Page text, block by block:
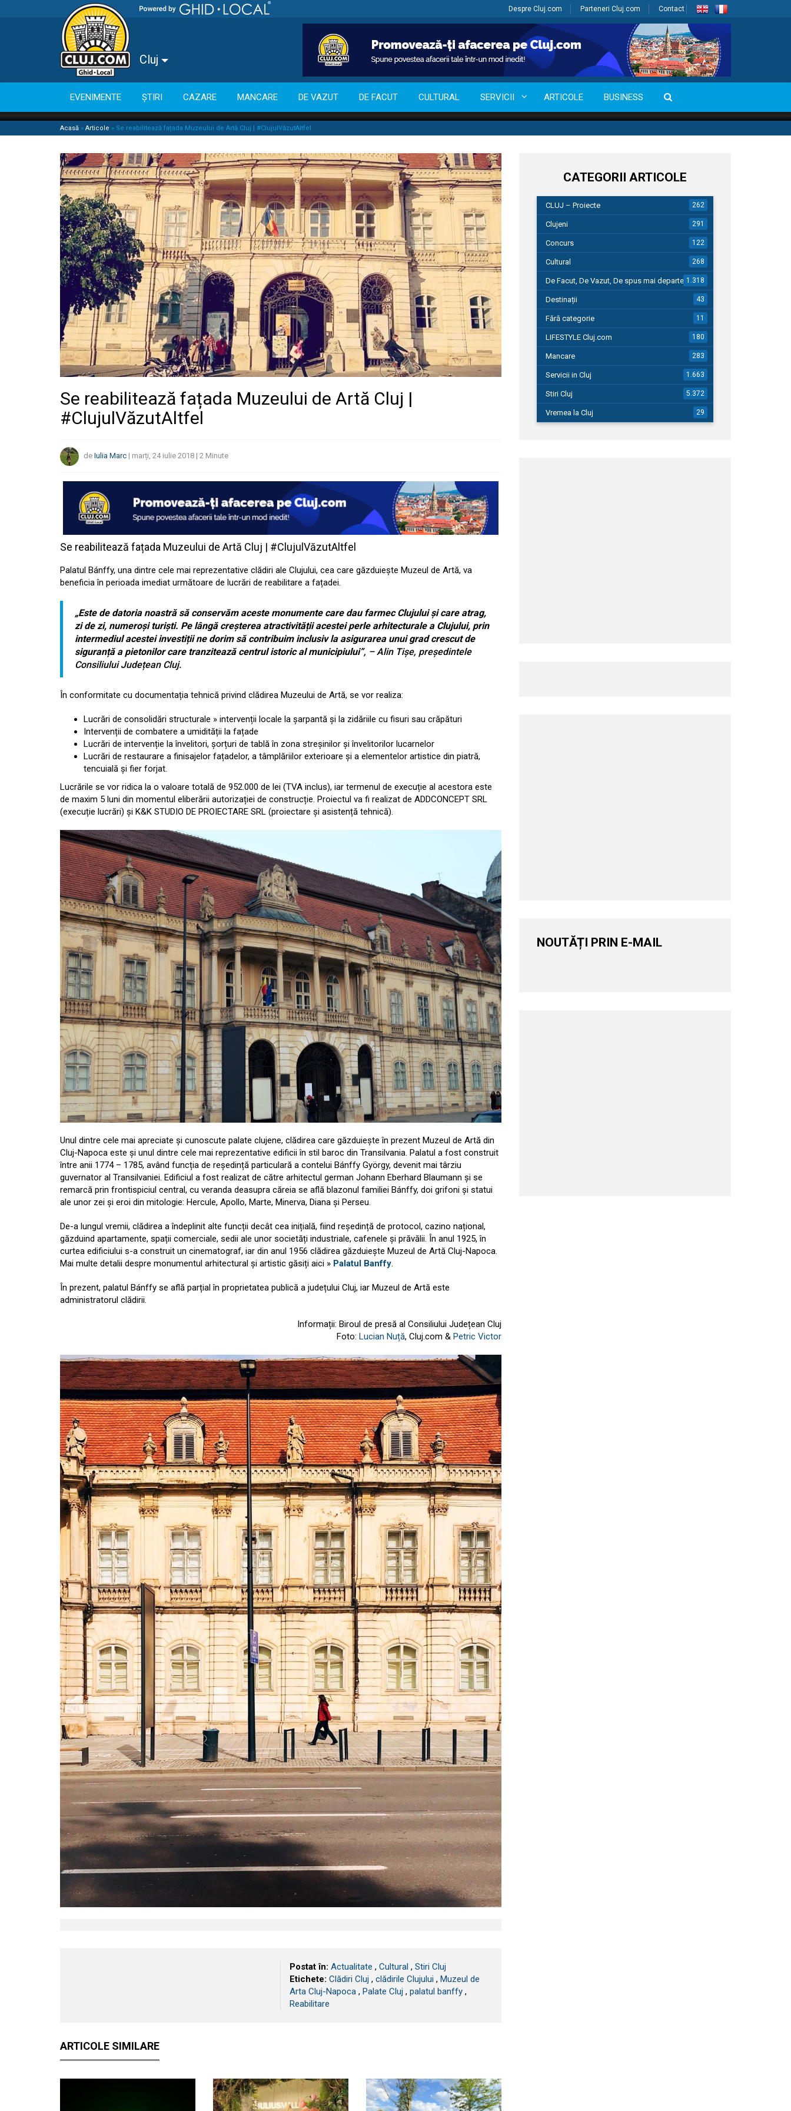
Despre Cluj.com Parteneri Cluj.com Contact
Cluj
EVENIMENTE ȘTIRI CAZARE MANCARE DE VAZUT DE FACUT CULTURAL SERVICII ARTICOLE BUSINESS
Acasă » Articole » Se reabilitează fațada Muzeului de Artă Cluj | #ClujulVăzutAltfel
Se reabilitează fațada Muzeului de Artă Cluj |
#ClujulVăzutAltfel
de Iulia Marc | marți, 24 iulie 2018 | 2 Minute
Se reabilitează fațada Muzeului de Artă Cluj | #ClujulVăzutAltfel
Palatul Bánffy, una dintre cele mai reprezentative clădiri ale Clujului, cea care găzduiește Muzeul de Artă, va
beneficia în perioada imediat următoare de lucrări de reabilitare a fațadei.
„Este de datoria noastră să conservăm aceste monumente care dau farmec Clujului și care atrag,
zi de zi, numeroși turiști. Pe lângă creșterea atractivității acestei perle arhitecturale a Clujului, prin
intermediul acestei investiții ne dorim să contribuim inclusiv la asigurarea unui grad crescut de
siguranță a pietonilor care tranzitează centrul istoric al municipiului”, – Alin Tișe, președintele
Consiliului Județean Cluj.
În conformitate cu documentația tehnică privind clădirea Muzeului de Artă, se vor realiza:
Lucrări de consolidări structurale » intervenții locale la șarpantă și la zidăriile cu fisuri sau crăpături
Intervenții de combatere a umidității la fațade
Lucrări de intervenție la învelitori, șorțuri de tablă în zona streșinilor și învelitorilor lucarnelor
Lucrări de restaurare a finisajelor fațadelor, a tâmplăriilor exterioare și a elementelor artistice din piatră,
tencuială și fier forjat.
Lucrările se vor ridica la o valoare totală de 952.000 de lei (TVA inclus), iar termenul de execuție al acestora este
de maxim 5 luni din momentul eliberării autorizației de construcție. Proiectul va fi realizat de ADDCONCEPT SRL
(execuție lucrări) și K&K STUDIO DE PROIECTARE SRL (proiectare și asistență tehnică).
Unul dintre cele mai apreciate și cunoscute palate clujene, clădirea care găzduiește în prezent Muzeul de Artă din
Cluj-Napoca este și unul dintre cele mai reprezentative edificii în stil baroc din Transilvania. Palatul a fost construit
între anii 1774 – 1785, având funcția de reședință particulară a contelui Bánffy György, devenit mai târziu
guvernator al Transilvaniei. Edificiul a fost realizat de către arhitectul german Johann Eberhard Blaumann și se
remarcă prin frontispiciul central, cu veranda deasupra căreia se află blazonul familiei Bánffy, doi grifoni și statui
ale unor zei și eroi din mitologie: Hercule, Apollo, Marte, Minerva, Diana și Perseu.
De-a lungul vremii, clădirea a îndeplinit alte funcții decât cea inițială, fiind reședință de protocol, cazino național,
găzduind apartamente, spații comerciale, sedii ale unor societăți industriale, cafenele și prăvălii. În anul 1925, în
curtea edificiului s-a construit un cinematograf, iar din anul 1956 clădirea găzduiește Muzeul de Artă Cluj-Napoca.
Mai multe detalii despre monumentul arhitectural și artistic găsiți aici » Palatul Banffy.
În prezent, palatul Bánffy se află parțial în proprietatea publică a județului Cluj, iar Muzeul de Artă este
administratorul clădirii.
Informații: Biroul de presă al Consiliului Județean Cluj
Foto: Lucian Nuță, Cluj.com & Petric Victor
Postat în: Actualitate , Cultural , Stiri Cluj
Etichete: Clădiri Cluj , clădirile Clujului , Muzeul de
Arta Cluj-Napoca , Palate Cluj , palatul banffy ,
Reabilitare
ARTICOLE SIMILARE
CATEGORII ARTICOLE
CLUJ – Proiecte 262
Clujeni 291
Concurs 122
Cultural 268
De Facut, De Vazut, De spus mai departe…1.318
Destinații 43
Fără categorie 11
LIFESTYLE Cluj.com 180
Mancare 283
Servicii in Cluj 1.663
Stiri Cluj 5.372
Vremea la Cluj 29
NOUTĂȚI PRIN E-MAIL